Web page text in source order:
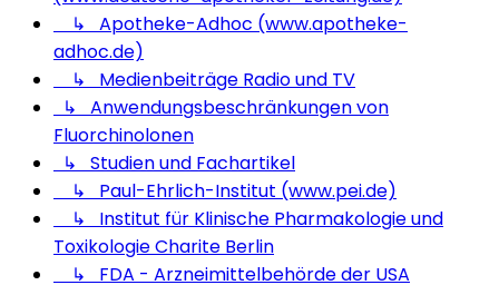
↳ Apotheke-Adhoc (www.apotheke-
adhoc.de)
↳ Medienbeiträge Radio und TV
↳ Anwendungsbeschränkungen von
Fluorchinolonen
↳ Studien und Fachartikel
↳ Paul-Ehrlich-Institut (www.pei.de)
↳ Institut für Klinische Pharmakologie und
Toxikologie Charite Berlin
↳ FDA - Arzneimittelbehörde der USA